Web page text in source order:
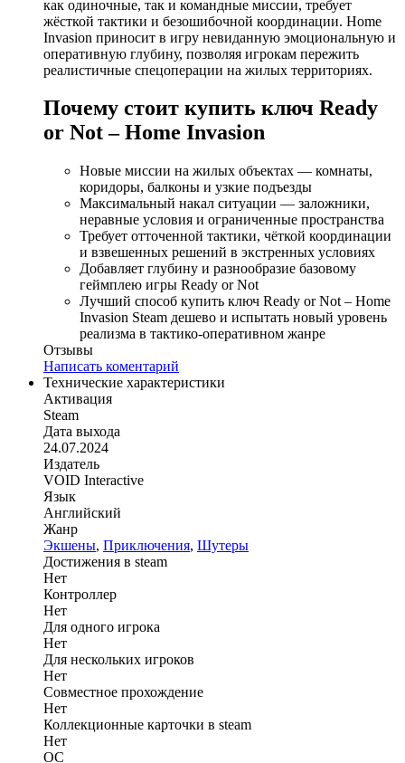
как одиночные, так и командные миссии, требует
жёсткой тактики и безошибочной координации. Home
Invasion приносит в игру невиданную эмоциональную и
оперативную глубину, позволяя игрокам пережить
реалистичные спецоперации на жилых территориях.
Почему стоит купить ключ Ready
or Not – Home Invasion
Новые миссии на жилых объектах — комнаты,
коридоры, балконы и узкие подъезды
Максимальный накал ситуации — заложники,
неравные условия и ограниченные пространства
Требует отточенной тактики, чёткой координации
и взвешенных решений в экстренных условиях
Добавляет глубину и разнообразие базовому
геймплею игры Ready or Not
Лучший способ купить ключ Ready or Not – Home
Invasion Steam дешево и испытать новый уровень
реализма в тактико‑оперативном жанре
Отзывы
Написать коментарий
Технические характеристики
Активация
Steam
Дата выхода
24.07.2024
Издатель
VOID Interactive
Язык
Английский
Жанр
Экшены, Приключения, Шутеры
Достижения в steam
Нет
Контроллер
Нет
Для одного игрока
Нет
Для нескольких игроков
Нет
Совместное прохождение
Нет
Коллекционные карточки в steam
Нет
ОС